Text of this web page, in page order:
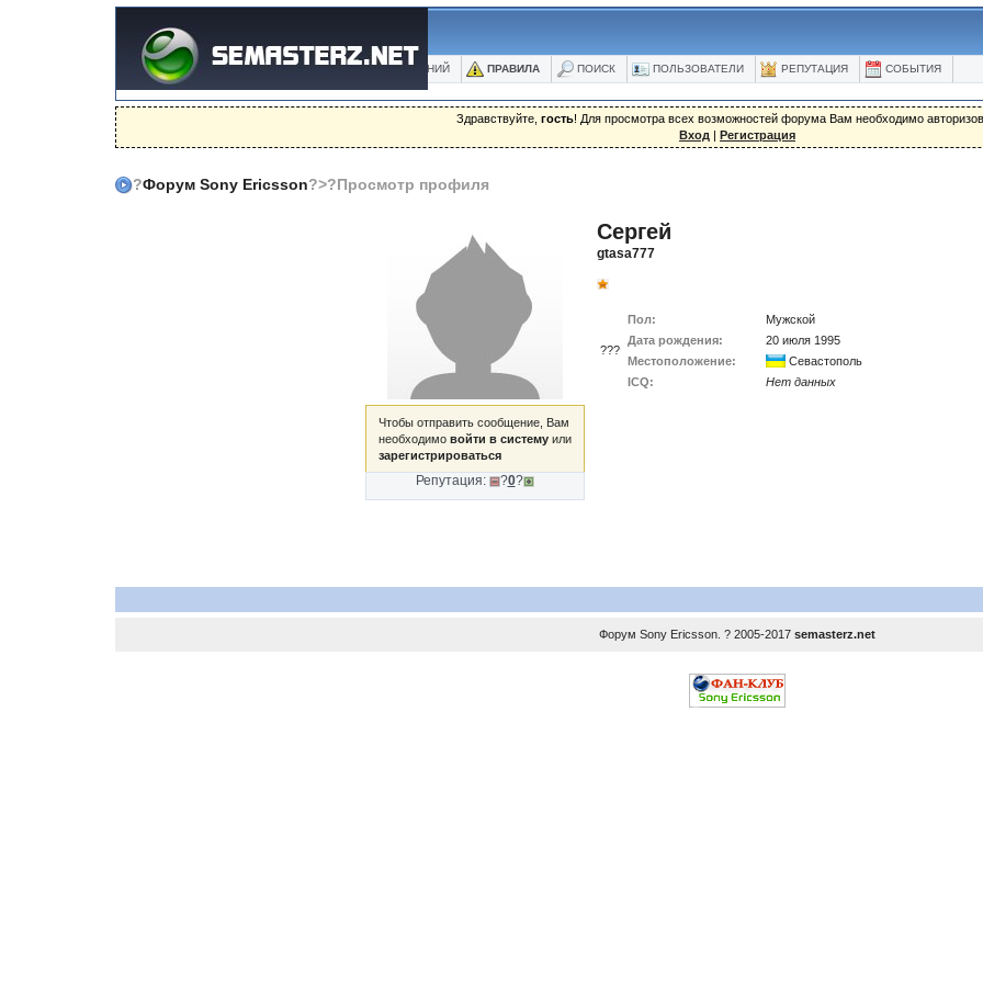
ФОРУМ БЛОГИ ФОТО БАЗА ЗНАНИЙ ПРАВИЛА ПОИСК ПОЛЬЗОВАТЕЛИ РЕПУТАЦИЯ СОБЫТИЯ
Здравствуйте, гость! Для просмотра всех возможностей форума Вам необходимо
Вход | Регистрация
?Форум Sony Ericsson?>?Просмотр профиля
Чтобы отправить сообщение, Вам
необходимо войти в системуили
зарегистрироваться
Репутация: ?0?
Сергей
gtasa777
???
Пол:
Мужской
Дата рождения:
20 июля 1995
Местоположение:
Севастополь
ICQ:
Нет данных
Форум Sony Ericsson . ? 2005-2017 semasterz.net